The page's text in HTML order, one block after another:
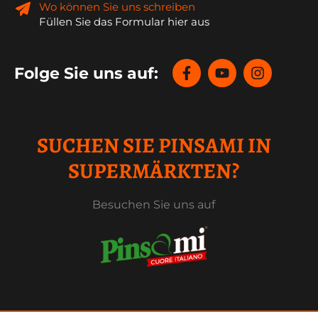
Wo können Sie uns schreiben
Füllen Sie das Formular hier aus
Folge Sie uns auf:
SUCHEN SIE PINSAMI IN
SUPERMÄRKTEN?
Besuchen Sie uns auf